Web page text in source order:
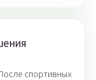
спортивных